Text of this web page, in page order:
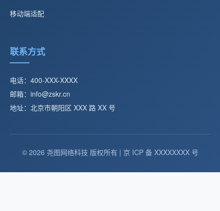
移动端适配
联系方式
电话：400-XXX-XXXX
邮箱：info@zskr.cn
地址：北京市朝阳区 XXX 路 XX 号
© 2026 尧图网络科技 版权所有 | 京 ICP 备 XXXXXXXX 号